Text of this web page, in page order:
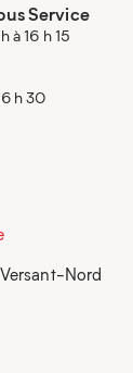
Service
à 16 h 15
h 30
Nord